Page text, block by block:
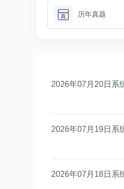
历年真题
2026年07月20日系
2026年07月19日系
2026年07月18日系